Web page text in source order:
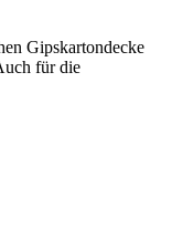
Gipskartondecke
für die